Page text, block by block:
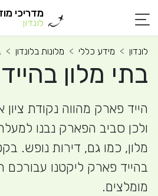
מדריכי
לונדון
לונדון מידע כללי מלונות בלונדון
בתי מלון
הייד פארק מהווה נקודת
מלון, כמו גם, דירות נופש.
בהייד פארק ליקטנו עבורכם
מומלצים.